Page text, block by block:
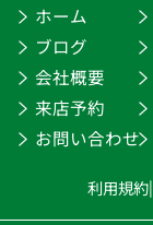
ホーム
ブログ
会社概要
来店予約
お問い合わせ
利用規約|